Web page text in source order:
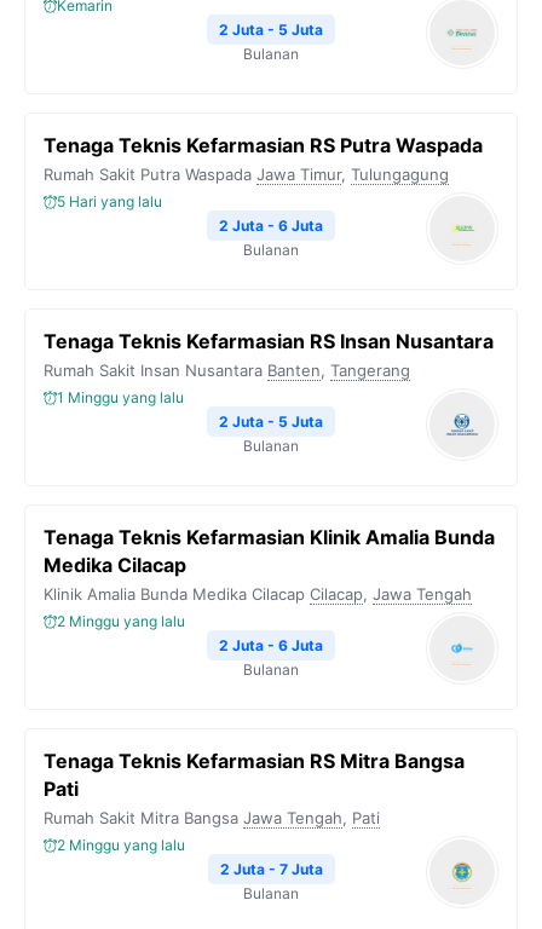
Kemarin
2 Juta - 5 Juta
Bulanan
Tenaga Teknis Kefarmasian RS Putra Waspada
Rumah Sakit Putra Waspada Jawa Timur, Tulungagung
5 Hari yang lalu
2 Juta - 6 Juta
Bulanan
Tenaga Teknis Kefarmasian RS Insan Nusantara
Rumah Sakit Insan Nusantara Banten, Tangerang
1 Minggu yang lalu
2 Juta - 5 Juta
Bulanan
Tenaga Teknis Kefarmasian Klinik Amalia Bunda
Medika Cilacap
Klinik Amalia Bunda Medika Cilacap Cilacap, Jawa Tengah
2 Minggu yang lalu
2 Juta - 6 Juta
Bulanan
Tenaga Teknis Kefarmasian RS Mitra Bangsa
Pati
Rumah Sakit Mitra Bangsa Jawa Tengah, Pati
2 Minggu yang lalu
2 Juta - 7 Juta
Bulanan